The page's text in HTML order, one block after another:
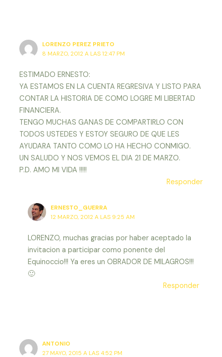
LORENZO PEREZ PRIETO
8 MARZO, 2012 A LAS 12:47 PM
ESTIMADO ERNESTO:
YA ESTAMOS EN LA CUENTA REGRESIVA Y LISTO PARA
CONTAR LA HISTORIA DE COMO LOGRE MI LIBERTAD
FINANCIERA.
TENGO MUCHAS GANAS DE COMPARTIRLO CON
TODOS USTEDES Y ESTOY SEGURO DE QUE LES
AYUDARA TANTO COMO LO HA HECHO CONMIGO.
UN SALUDO Y NOS VEMOS EL DIA 21 DE MARZO.
P.D. AMO MI VIDA !!!!!
Responder
ERNESTO_GUERRA
12 MARZO, 2012 A LAS 9:25 AM
LORENZO, muchas gracias por haber aceptado la
invitacion a participar como ponente del
Equinoccio!!! Ya eres un OBRADOR DE MILAGROS!!!
🙂
Responder
ANTONIO
27 MAYO, 2015 A LAS 4:52 PM